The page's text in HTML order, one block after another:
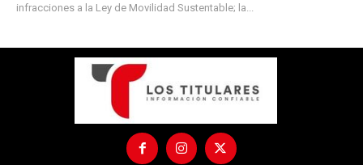
infracciones a la Ley de Movilidad Sustentable; la...